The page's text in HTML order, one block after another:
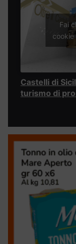
Fai
Castelli di
turismo di